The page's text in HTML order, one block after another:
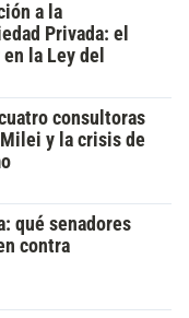
a la
Privada: el
la Ley del
consultoras
y la crisis de
qué senadores
contra